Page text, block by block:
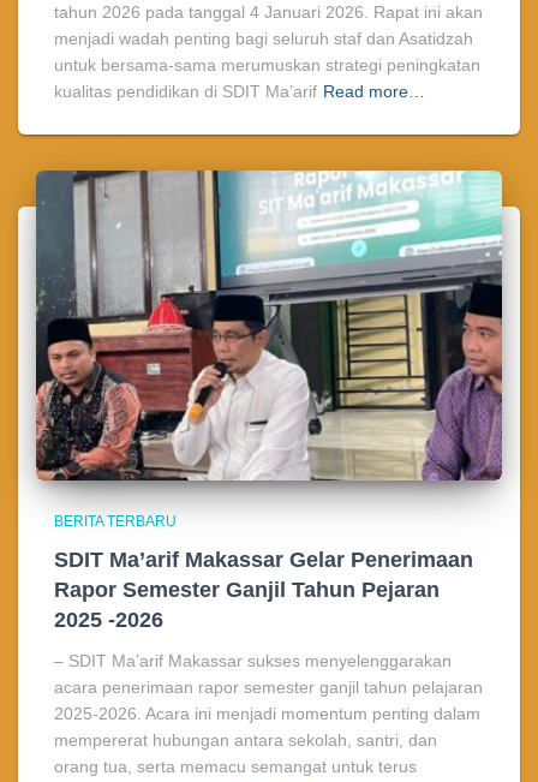
tahun 2026 pada tanggal 4 Januari 2026. Rapat ini akan
menjadi wadah penting bagi seluruh staf dan Asatidzah
untuk bersama-sama merumuskan strategi peningkatan
kualitas pendidikan di SDIT Ma’arif Read more…
BERITA TERBARU
SDIT Ma’arif Makassar Gelar Penerimaan
Rapor Semester Ganjil Tahun Pejaran
2025 -2026
– SDIT Ma’arif Makassar sukses menyelenggarakan
acara penerimaan rapor semester ganjil tahun pelajaran
2025-2026. Acara ini menjadi momentum penting dalam
mempererat hubungan antara sekolah, santri, dan
orang tua, serta memacu semangat untuk terus